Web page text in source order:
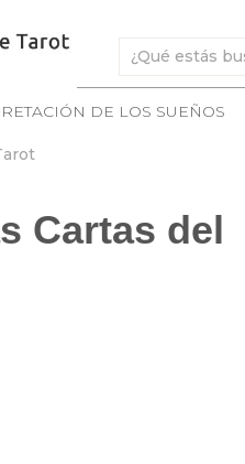
DE LOS SUEÑOS
Cartas del